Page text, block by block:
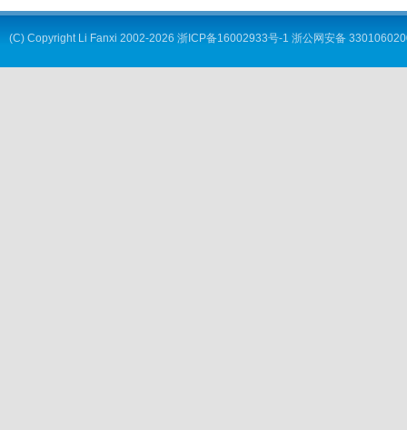
(C) Copyright Li Fanxi 2002-2026 浙ICP备16002933号-1 浙公网安备